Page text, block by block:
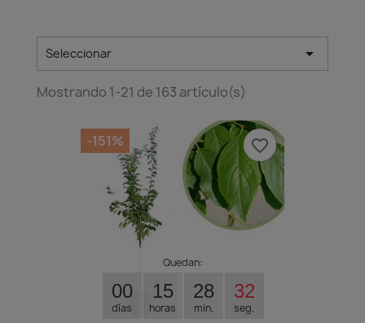
Seleccionar 
Mostrando 1-21 de 163 artículo(s)
Quedan:
00
días
15
horas
28
min.
31
seg.
-151% favorite_border